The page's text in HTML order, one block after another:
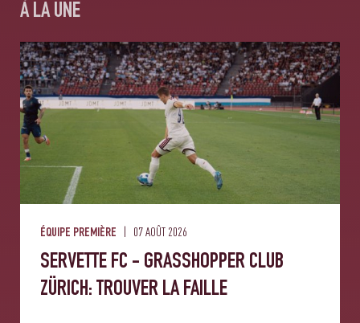
À LA UNE
ÉQUIPE PREMIÈRE 07 AOÛT 2026
SERVETTE FC - GRASSHOPPER CLUB
ZÜRICH: TROUVER LA FAILLE